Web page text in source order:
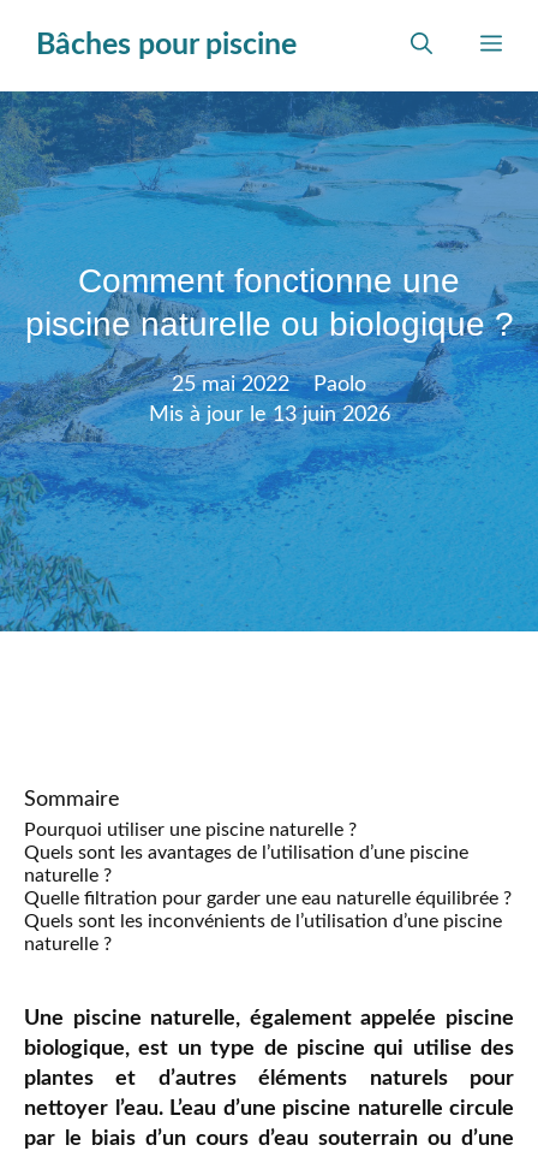
Bâches pour piscine
Comment fonctionne une
piscine naturelle ou biologique ?
25 mai 2022
Paolo
Mis à jour le13 juin 2026
Sommaire
Pourquoi utiliser une piscine naturelle ?
Quels sont les avantages de l’utilisation d’une piscine
naturelle ?
Quelle filtration pour garder une eau naturelle équilibrée ?
Quels sont les inconvénients de l’utilisation d’une piscine
naturelle ?
Une piscine naturelle, également appelée piscine
biologique, est un type de piscine qui utilise des
plantes et d’autres éléments naturels pour
nettoyer l’eau. L’eau d’une piscine naturelle circule
par le biais d’un cours d’eau souterrain ou d’une